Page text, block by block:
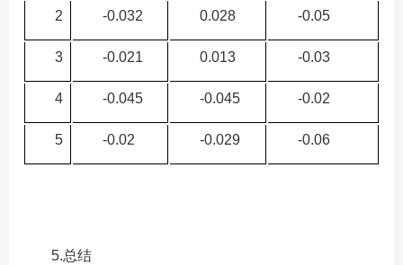
2 -0.032 0.028 -0.05
3 -0.021 0.013 -0.03
4 -0.045 -0.045 -0.02
5 -0.02 -0.029 -0.06
5.总结